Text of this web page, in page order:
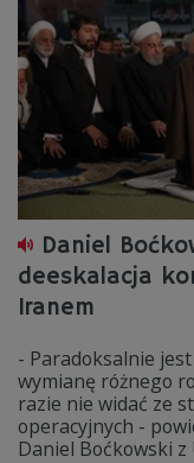
Daniel
deeskalacja
Iranem
- Paradoksalnie
wymianę różnego
razie nie widać ze
operacyjnych -
Daniel Boćkowski